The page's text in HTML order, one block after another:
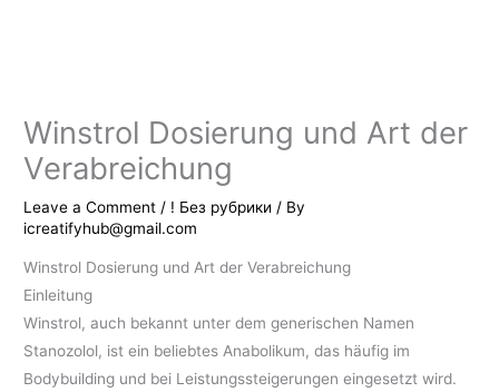
Winstrol Dosierung und Art der
Verabreichung
Leave a Comment / ! Без рубрики / By
icreatifyhub@gmail.com
Winstrol Dosierung und Art der Verabreichung
Einleitung
Winstrol, auch bekannt unter dem generischen Namen
Stanozolol, ist ein beliebtes Anabolikum, das häufig im
Bodybuilding und bei Leistungssteigerungen eingesetzt wird.